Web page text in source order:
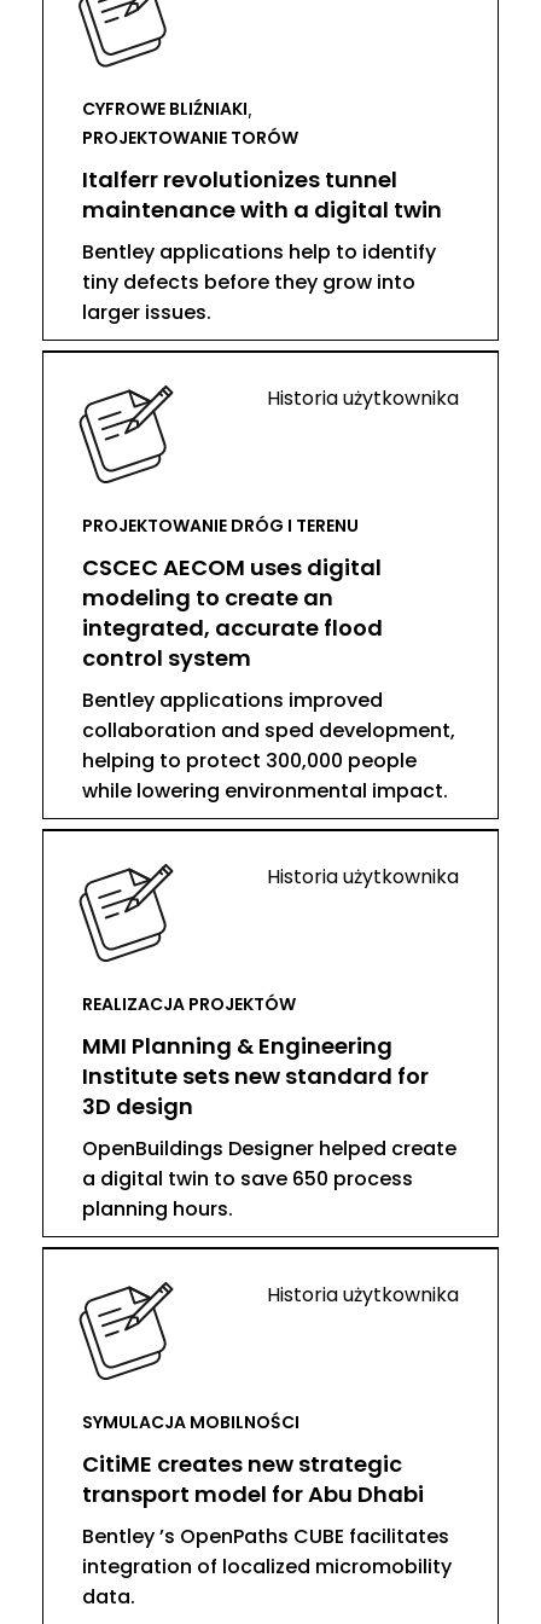
CYFROWE BLIŹNIAKI
PROJEKTOWANIE TORÓW
Italferr revolutionizes tunnel
maintenance with a digital twin
Bentley applications help to identify
tiny defects before they grow into
larger issues.
Historia użytkownika
PROJEKTOWANIE DRÓG I TERENU
CSCEC AECOM uses digital
modeling to create an
integrated, accurate flood
control system
Bentley applications improved
collaboration and sped development,
helping to protect 300,000 people
while lowering environmental impact.
Historia użytkownika
REALIZACJA PROJEKTÓW
MMI Planning & Engineering
Institute sets new standard for
3D design
OpenBuildings Designer helped create
a digital twin to save 650 process
planning hours.
Historia użytkownika
SYMULACJA MOBILNOŚCI
CitiME creates new strategic
transport model for Abu Dhabi
Bentley ’s OpenPaths CUBE facilitates
integration of localized micromobility
data.